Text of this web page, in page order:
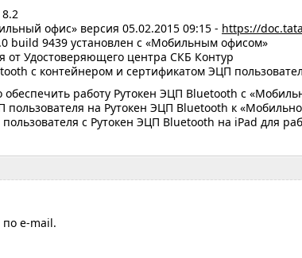
офис» версия 05.02.2015 09:15 - https://
build 9439 установлен с «Мобильным офисом»
Удостоверяющего центра СКБ Контур
с контейнером и сертификатом ЭЦП
обеспечить работу Рутокен ЭЦП Bluetooth с
на Рутокен ЭЦП Bluetooth к
с Рутокен ЭЦП Bluetooth на iPad для
по e-mail.